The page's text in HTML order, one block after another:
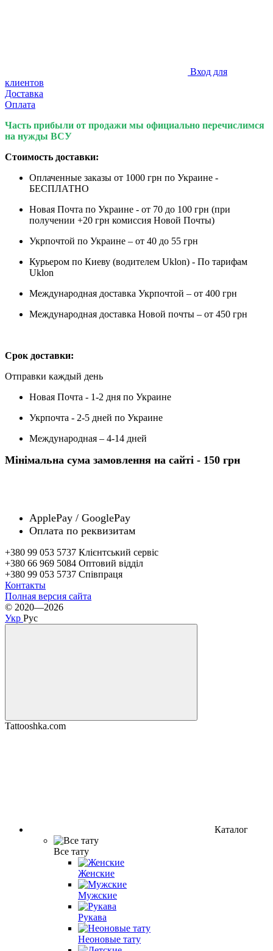
Вход для
клиентов
Доставка
Оплата
Часть прибыли от продажи мы официально перечислимся
на нужды ВСУ
Стоимость доставки:
Оплаченные заказы от 1000 грн по Украине -
БЕСПЛАТНО
Новая Почта по Украине - от 70 до 100 грн (при
получении +20 грн комиссия Новой Почты)
Укрпочтой по Украине – от 40 до 55 грн
Курьером по Киеву (водителем Uklon) - По тарифам
Uklon
Международная доставка Укрпочтой – от 400 грн
Международная доставка Новой почты – от 450 грн
Срок доставки:
Отправки каждый день
Новая Почта - 1-2 дня по Украине
Укрпочта - 2-5 дней по Украине
Международная – 4-14 дней
Мінімальна сума замовлення на сайті - 150 грн
ApplePay / GooglePay
Оплата по реквизитам
+380 99 053 5737 Клієнтський сервіс
+380 66 969 5084 Оптовий відділ
+380 99 053 5737 Співпраця
Контакты
Полная версия сайта
© 2020—2026
Укр Рус
Tattooshka.com
Каталог
Все тату
Женские
Мужские
Рукава
Неоновые тату